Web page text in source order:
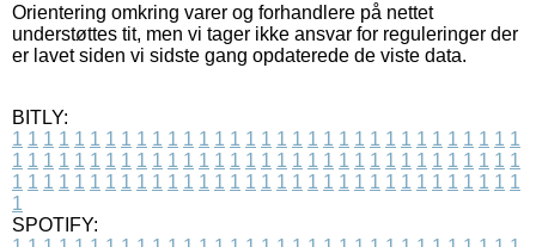
Orientering omkring varer og forhandlere på nettet
understøttes tit, men vi tager ikke ansvar for reguleringer der
er lavet siden vi sidste gang opdaterede de viste data.
BITLY:
1 1 1 1 1 1 1 1 1 1 1 1 1 1 1 1 1 1 1 1 1 1 1 1 1 1 1 1 1 1 1 1 1
1 1 1 1 1 1 1 1 1 1 1 1 1 1 1 1 1 1 1 1 1 1 1 1 1 1 1 1 1 1 1 1 1
1 1 1 1 1 1 1 1 1 1 1 1 1 1 1 1 1 1 1 1 1 1 1 1 1 1 1 1 1 1 1 1 1
1
SPOTIFY: